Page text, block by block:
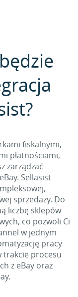
fiskalnymi,
płatnościami,
zarządzać
Sellasist
sprzedaży. Do
liczbę sklepów
co pozwoli Ci
w jednym
pracy
trakcie procesu
z eBay oraz